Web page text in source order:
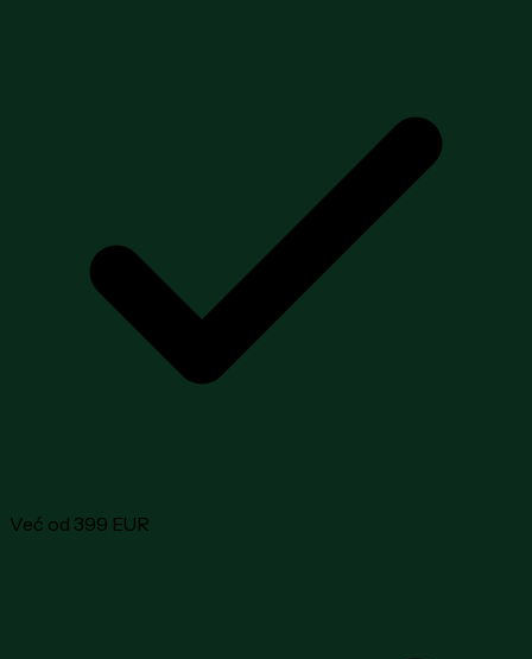
Već od 399 EUR